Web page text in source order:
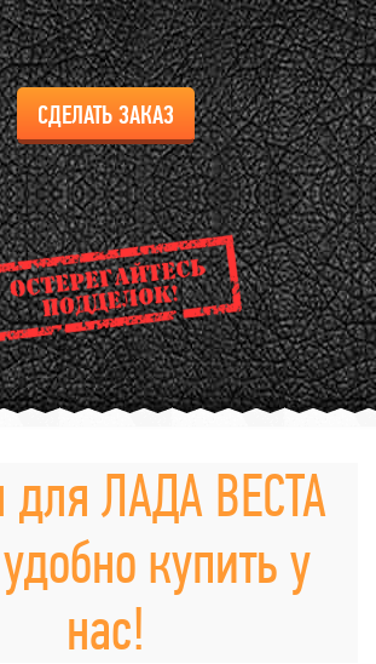
СДЕЛАТЬ ЗАКАЗ
для ЛАДА ВЕСТА
купить у
нас!